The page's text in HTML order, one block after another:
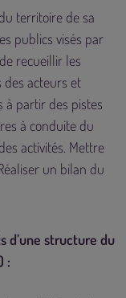
territoire de sa
publics visés par
recueillir les
des acteurs et
à partir des pistes
à conduite du
activités. Mettre
un bilan du
d’une structure du
: